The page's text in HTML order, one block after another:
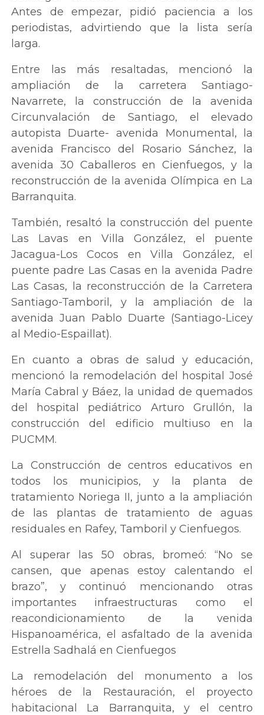
Antes de empezar, pidió paciencia a los
periodistas, advirtiendo que la lista sería
larga.
Entre las más resaltadas, mencionó la
ampliación de la carretera Santiago-
Navarrete, la construcción de la avenida
Circunvalación de Santiago, el elevado
autopista Duarte- avenida Monumental, la
avenida Francisco del Rosario Sánchez, la
avenida 30 Caballeros en Cienfuegos, y la
reconstrucción de la avenida Olímpica en La
Barranquita.
También, resaltó la construcción del puente
Las Lavas en Villa González, el puente
Jacagua-Los Cocos en Villa González, el
puente padre Las Casas en la avenida Padre
Las Casas, la reconstrucción de la Carretera
Santiago-Tamboril, y la ampliación de la
avenida Juan Pablo Duarte (Santiago-Licey
al Medio-Espaillat).
En cuanto a obras de salud y educación,
mencionó la remodelación del hospital José
María Cabral y Báez, la unidad de quemados
del hospital pediátrico Arturo Grullón, la
construcción del edificio multiuso en la
PUCMM.
La Construcción de centros educativos en
todos los municipios, y la planta de
tratamiento Noriega II, junto a la ampliación
de las plantas de tratamiento de aguas
residuales en Rafey, Tamboril y Cienfuegos.
Al superar las 50 obras, bromeó: “No se
cansen, que apenas estoy calentando el
brazo”, y continuó mencionando otras
importantes infraestructuras como el
reacondicionamiento de la venida
Hispanoamérica, el asfaltado de la avenida
Estrella Sadhalá en Cienfuegos
La remodelación del monumento a los
héroes de la Restauración, el proyecto
habitacional La Barranquita, y el centro